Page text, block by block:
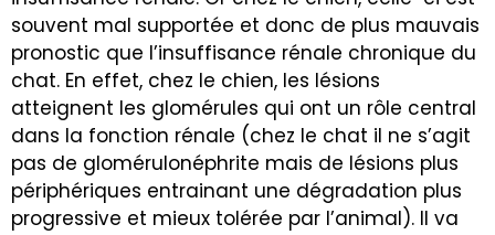
souvent mal supportée et donc de plus mauvais
pronostic que l’insuffisance rénale chronique du
chat. En effet, chez le chien, les lésions
atteignent les glomérules qui ont un rôle central
dans la fonction rénale (chez le chat il ne s’agit
pas de glomérulonéphrite mais de lésions plus
périphériques entrainant une dégradation plus
progressive et mieux tolérée par l’animal). Il va